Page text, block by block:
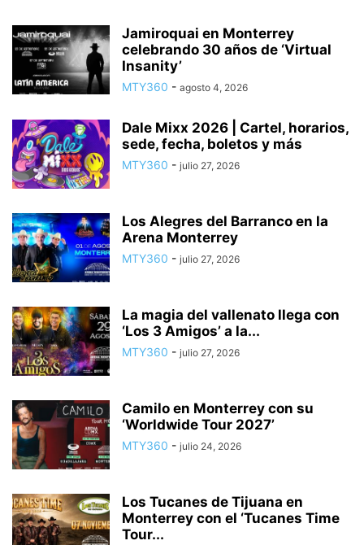
Jamiroquai en Monterrey
celebrando 30 años de ‘Virtual
Insanity’
MTY360 - agosto 4, 2026
Dale Mixx 2026 | Cartel, horarios,
sede, fecha, boletos y más
MTY360 - julio 27, 2026
Los Alegres del Barranco en la
Arena Monterrey
MTY360 - julio 27, 2026
La magia del vallenato llega con
‘Los 3 Amigos’ a la...
MTY360 - julio 27, 2026
Camilo en Monterrey con su
‘Worldwide Tour 2027’
MTY360 - julio 24, 2026
Los Tucanes de Tijuana en
Monterrey con el ‘Tucanes Time
Tour...